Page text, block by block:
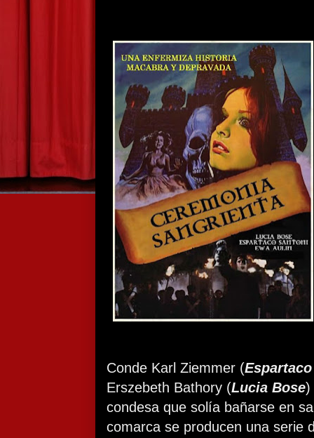
Conde Karl Ziemmer (
Erszebeth Bathory (Lucia Bose)
condesa que solía bañarse en
comarca se producen una serie